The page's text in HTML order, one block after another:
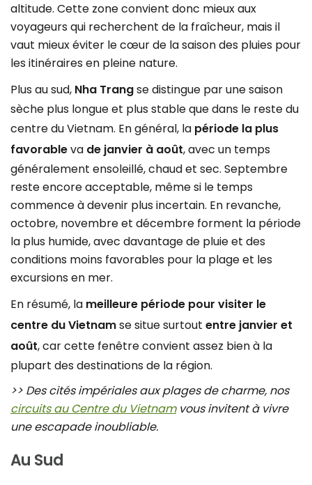
altitude. Cette zone convient donc mieux aux
voyageurs qui recherchent de la fraîcheur, mais il
vaut mieux éviter le cœur de la saison des pluies pour
les itinéraires en pleine nature.
Plus au sud, Nha Trangse distingue par une saison
sèche plus longue et plus stable que dans le reste du
centre du Vietnam. En général, la période la plus
favorableva de janvier à août, avec un temps
généralement ensoleillé, chaud et sec. Septembre
reste encore acceptable, même si le temps
commence à devenir plus incertain. En revanche,
octobre, novembre et décembre forment la période
la plus humide, avec davantage de pluie et des
conditions moins favorables pour la plage et les
excursions en mer.
En résumé, la meilleure période pour visiter le
centre du Vietnamse situe surtout entre janvier et
août, car cette fenêtre convient assez bien à la
plupart des destinations de la région.
>> Des cités impériales aux plages de charme, nos
circuits au Centre du Vietnamvous invitent à vivre
une escapade inoubliable.
Au Sud